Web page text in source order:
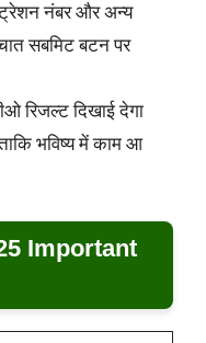
नंबर और अन्य
सबमिट बटन पर
रिजल्ट दिखाई देगा
भविष्य में काम आ
Important